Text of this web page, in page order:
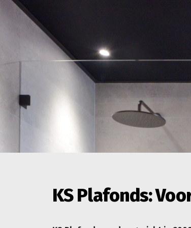
KS Plafonds: